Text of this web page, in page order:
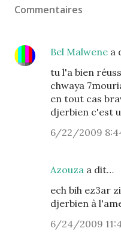
Commentaires
Bel Malwene a
tu l'a bien
chwaya
en tout cas
djerbien c'est
6/22/2009
Azouza a dit…
ech bih ez3ar
djerbien à
6/24/2009